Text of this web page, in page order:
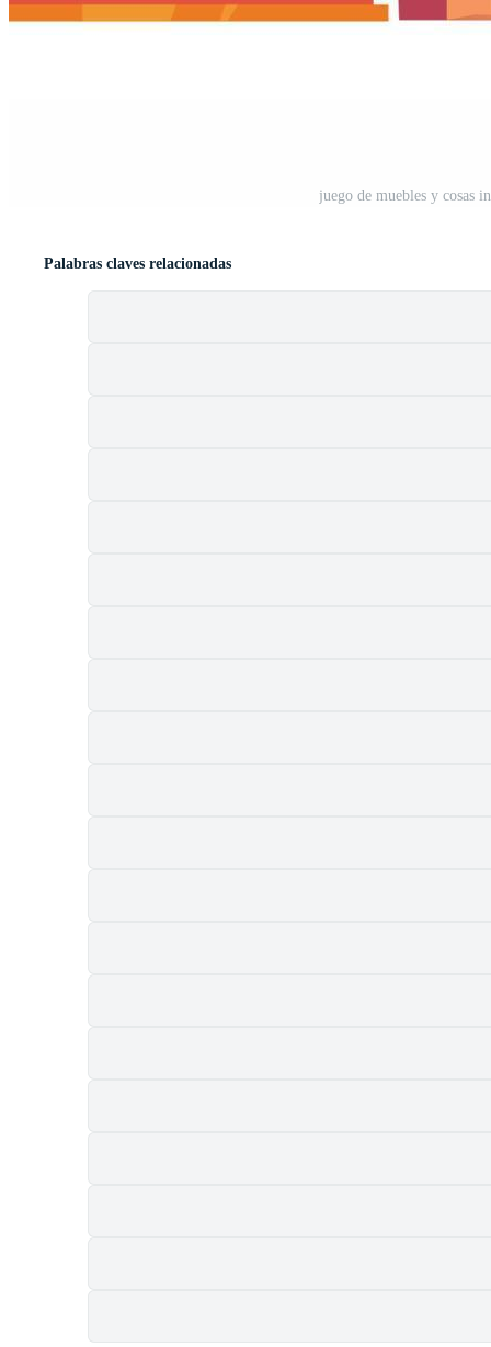
juego de muebles y cosas
Palabras claves relacionadas